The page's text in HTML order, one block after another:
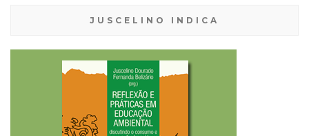
JUSCELINO INDICA